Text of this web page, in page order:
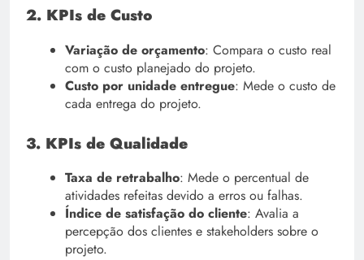
2. KPIs de Custo
Variação de orçamento: Compara o custo real
com o custo planejado do projeto.
Custo por unidade entregue: Mede o custo de
cada entrega do projeto.
3. KPIs de Qualidade
Taxa de retrabalho: Mede o percentual de
atividades refeitas devido a erros ou falhas.
Índice de satisfação do cliente: Avalia a
percepção dos clientes e stakeholders sobre o
projeto.